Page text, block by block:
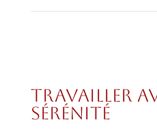
travailler
sérénité